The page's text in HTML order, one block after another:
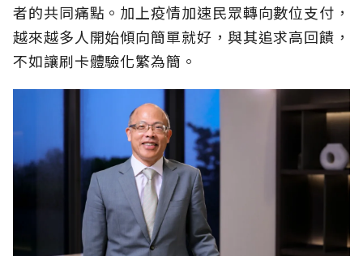
者的共同痛點。加上疫情加速民眾轉向數位支付，
越來越多人開始傾向簡單就好，與其追求高回饋，
不如讓刷卡體驗化繁為簡。